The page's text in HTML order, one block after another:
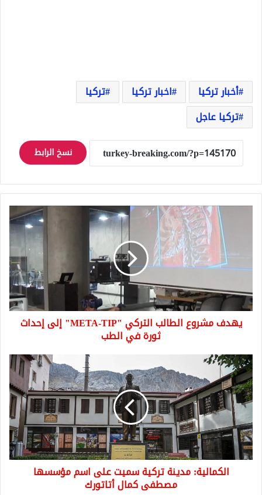
أخبار تركيا اخبار تركيا
تركيا
تركيا عاجل
نسخ الرابط
"META-
TIP"
إحداث
ثورة
يهدف مشروع الطالب التركي "META-TIP" إلى إحداث
ثورة في الطب
الكمالية:
مدينة
تركية
سميت
على
اسم
مؤسسها
مصطفى
كمال
الكمالية: مدينة تركية سميت على اسم مؤسسها
مصطفى كمال أتاتورك